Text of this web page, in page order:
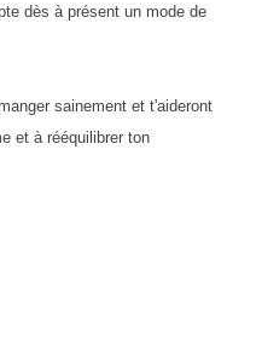
dès à présent un mode de
sainement et t'aideront
et à rééquilibrer ton